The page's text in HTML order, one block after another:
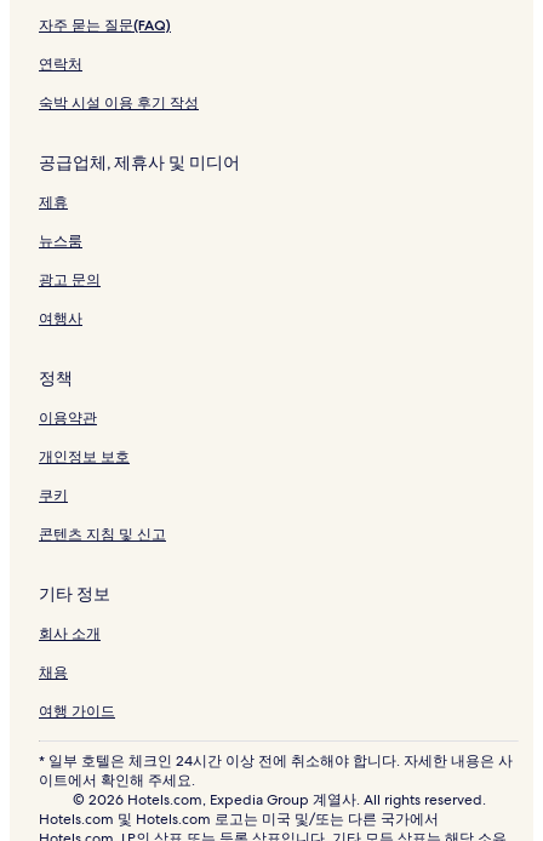
자주 묻는 질문(FAQ)
연락처
숙박 시설 이용 후기 작성
공급업체, 제휴사 및 미디어
제휴
뉴스룸
광고 문의
여행사
정책
이용약관
개인정보 보호
쿠키
콘텐츠 지침 및 신고
기타 정보
회사 소개
채용
여행 가이드
* 일부 호텔은 체크인 24시간 이상 전에 취소해야 합니다. 자세한 내용은 사
이트에서 확인해 주세요.
© 2026 Hotels.com, Expedia Group 계열사. All rights reserved.
Hotels.com 및 Hotels.com 로고는 미국 및/또는 다른 국가에서